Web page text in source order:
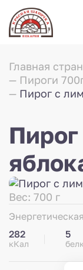
Главная
Пироги
Пирог с
Вес: 700 г
282
кКал
5